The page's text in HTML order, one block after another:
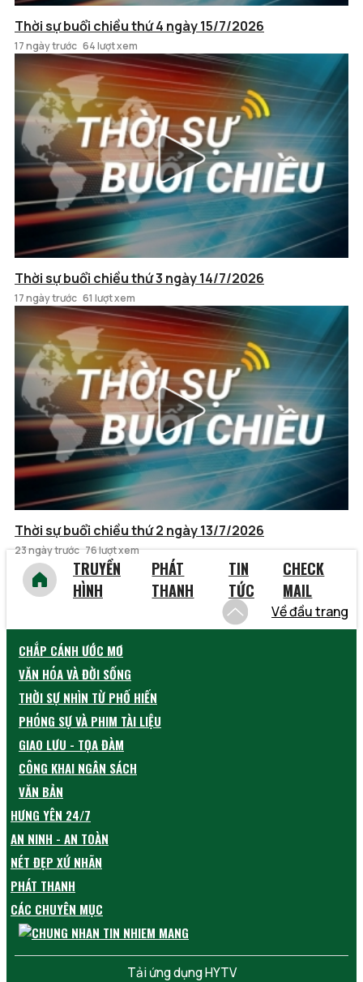
Thời sự buổi chiều thứ 4 ngày 15/7/2026
17 ngày trước 64 lượt xem
Thời sự buổi chiều thứ 3 ngày 14/7/2026
17 ngày trước 61 lượt xem
Thời sự buổi chiều thứ 2 ngày 13/7/2026
23 ngày trước 76 lượt xem
TRUYỀN
HÌNH
PHÁT
THANH
TIN
TỨC
CHECK
MAIL
Về đầu trang
CHẮP CÁNH ƯỚC MƠ
VĂN HÓA VÀ ĐỜI SỐNG
THỜI SỰ NHÌN TỪ PHỐ HIẾN
PHÓNG SỰ VÀ PHIM TÀI LIỆU
GIAO LƯU - TỌA ĐÀM
CÔNG KHAI NGÂN SÁCH
VĂN BẢN
HƯNG YÊN 24/7
AN NINH - AN TOÀN
NÉT ĐẸP XỨ NHÃN
PHÁT THANH
CÁC CHUYÊN MỤC
Tải ứng dụng HYTV